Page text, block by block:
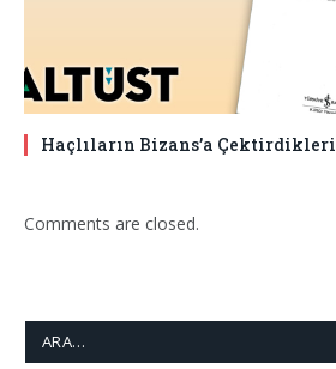
Haçlıların Bizans’a Çektirdikleri
Comments are closed.
ARA…